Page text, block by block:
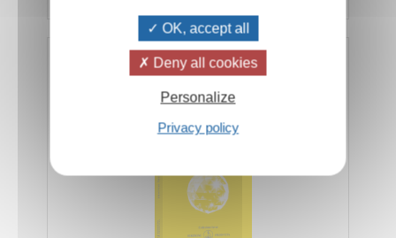
Nuova luce sui vangeli
OK, accept all
Deny all cookies
Personalize
Privacy policy